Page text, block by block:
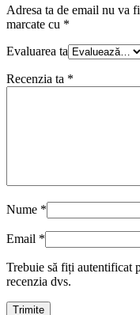
Adresa ta de email nu va
marcate cu *
Evaluarea ta
Recenzia ta *
Nume *
Email *
Trebuie să fiți autentificat
recenzia dvs.